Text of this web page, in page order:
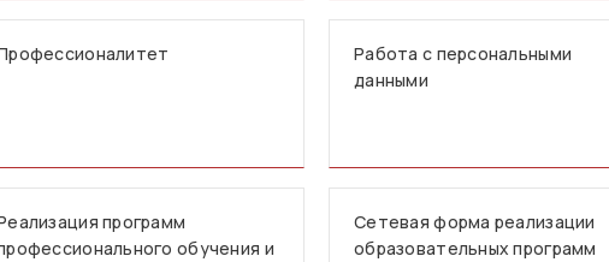
Работа с персональными
данными
программ
обучения и
Сетевая форма реализации
образовательных программ